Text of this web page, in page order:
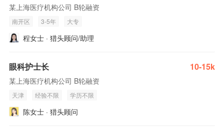
某上海医疗机构公司 B轮融资
南开区 3-5年 大专
程女士 · 猎头顾问/助理
眼科护士长 10-15k
某上海医疗机构公司 B轮融资
天津 经验不限 学历不限
陈女士 · 猎头顾问